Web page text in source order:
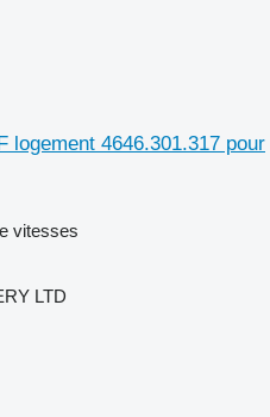
logement 4646.301.317 pour
vitesses
LTD